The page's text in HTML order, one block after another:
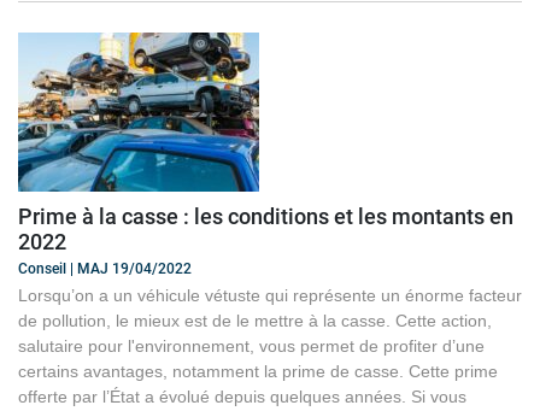
Prime à la casse : les conditions et les montants en
2022
Conseil | MAJ 19/04/2022
Lorsqu’on a un véhicule vétuste qui représente un énorme facteur
de pollution, le mieux est de le mettre à la casse. Cette action,
salutaire pour l'environnement, vous permet de profiter d’une
certains avantages, notamment la prime de casse. Cette prime
offerte par l’État a évolué depuis quelques années. Si vous